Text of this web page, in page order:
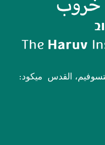
القدس ميكود: